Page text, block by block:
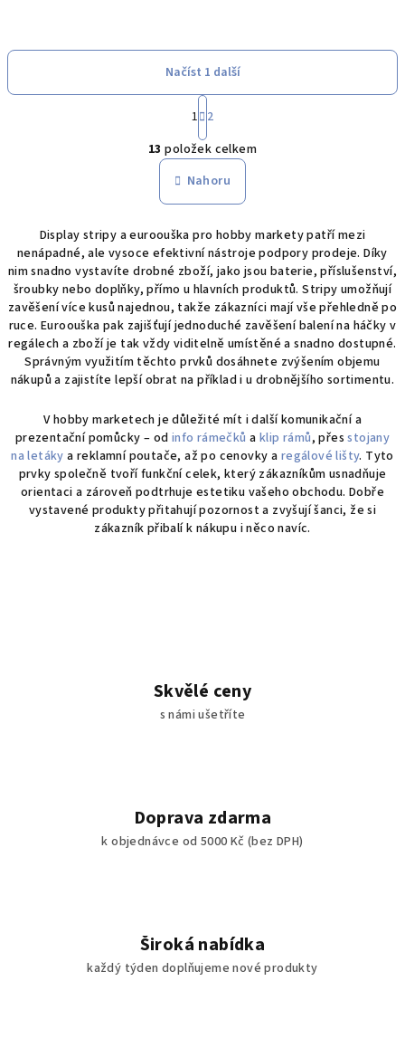
O
v
l
á
a
c
í
p
r
v
k
y
ý
p
i
s
u
Načíst 1 další
S
t
r
á
n
k
o
á
n
í
1 2
13 položek celkem
Nahoru
Display stripy a euroouška pro hobby markety patří mezi
nenápadné, ale vysoce efektivní nástroje podpory prodeje. Díky
nim snadno vystavíte drobné zboží, jako jsou baterie, příslušenství,
šroubky nebo doplňky, přímo u hlavních produktů. Stripy umožňují
zavěšení více kusů najednou, takže zákazníci mají vše přehledně po
ruce. Euroouška pak zajišťují jednoduché zavěšení balení na háčky v
regálech a zboží je tak vždy viditelně umístěné a snadno dostupné.
Správným využitím těchto prvků dosáhnete zvýšením objemu
nákupů a zajistíte lepší obrat na příklad i u drobnějšího sortimentu.
V hobby marketech je důležité mít i další komunikační a
prezentační pomůcky – od info rámečků a klip rámů, přesstojany
na letáky a reklamní poutače, až po cenovky a regálové lišty. Tyto
prvky společně tvoří funkční celek, který zákazníkům usnadňuje
orientaci a zároveň podtrhuje estetiku vašeho obchodu. Dobře
vystavené produkty přitahují pozornost a zvyšují šanci, že si
zákazník přibalí k nákupu i něco navíc.
Skvělé ceny
s námi ušetříte
Doprava zdarma
k objednávce od 5000 Kč (bez DPH)
Široká nabídka
každý týden doplňujeme nové produkty